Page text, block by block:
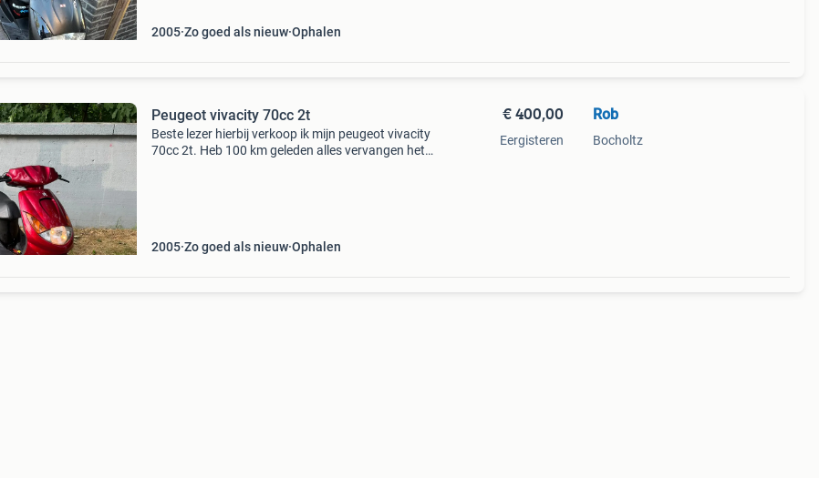
2005 Zo goed als nieuw Ophalen
Peugeot vivacity 70cc 2t
Beste lezer hierbij verkoop ik mijn peugeot vivacity
70cc 2t. Heb 100 km geleden alles vervangen het
2005 Zo goed als nieuw Ophalen
€ 400,00
Eergisteren
Rob
Bocholtz